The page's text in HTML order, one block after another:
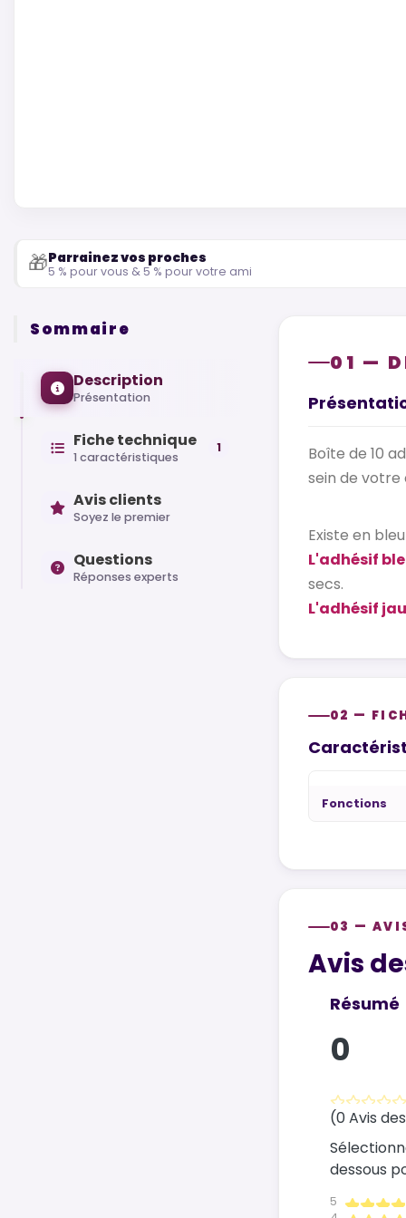
🎁Parrainez vos proches
5 % pour vous & 5 % pour votre ami
Sommaire
Description
Présentation
Fiche technique
1 caractéristiques
1
Avis clients
Soyez le premier
Questions
Réponses experts
01 —
Boîte de 10
sein de votre
Existe en
L'adhésif
secs.
L'adhésif
02 —
Fonctions
03 —
Customer
Avis
Résumé
0
(0 Avis
dessous
5